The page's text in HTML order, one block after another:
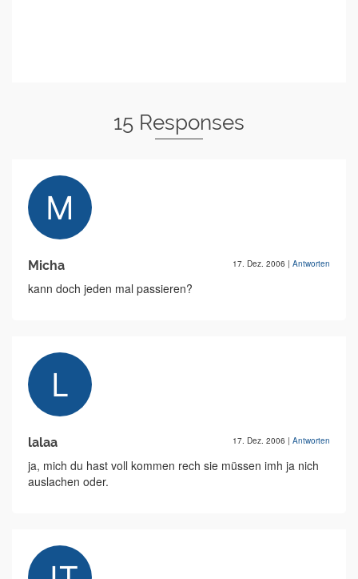
15 Responses
Micha 17. Dez. 2006 | Antworten
kann doch jeden mal passieren?
lalaa 17. Dez. 2006 | Antworten
ja, mich du hast voll kommen rech sie müssen imh ja nich
auslachen oder.